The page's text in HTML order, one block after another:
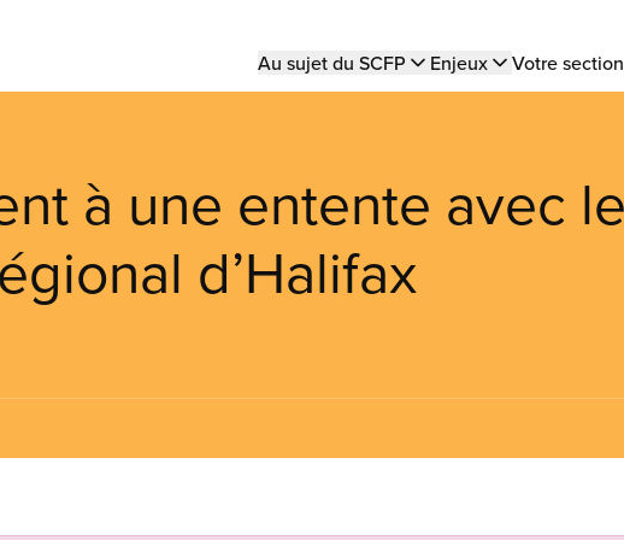
Main
Au sujet du SCFP Enjeux Votre
à une entente avec le
d’Halifax